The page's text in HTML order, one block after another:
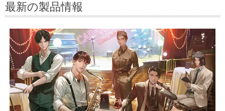
最新の製品情報